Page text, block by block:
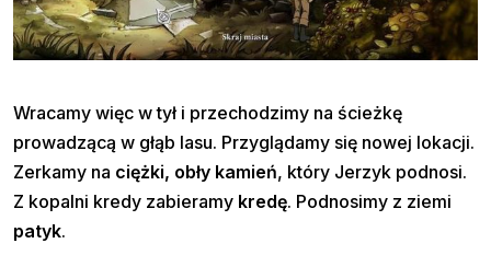
Wracamy więc w tył i przechodzimy na ścieżkę
prowadzącą w głąb lasu. Przyglądamy się nowej lokacji.
Zerkamy na ciężki, obły kamień, który Jerzyk podnosi.
Z kopalni kredy zabieramy kredę. Podnosimy z ziemi
patyk.